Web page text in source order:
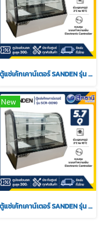
ตู้แช่เค้กเคาน์เตอร์ SANDEN รุ่น scr-0070 ขนาด 4 Q
New
ตู้แช่เค้กเคาน์เตอร์ SANDEN รุ่น SCR-0090 ขนาด 5.7 Q